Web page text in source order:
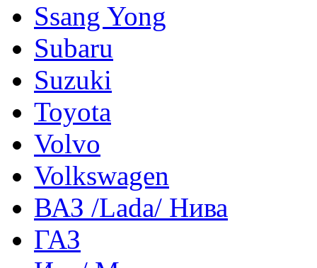
Ssang Yong
Subaru
Suzuki
Toyota
Volvo
Volkswagen
ВАЗ /Lada/ Нива
ГАЗ